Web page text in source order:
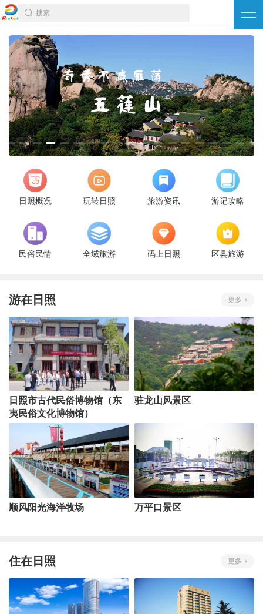
搜索
日照概况 玩转日照 旅游资讯 游记攻略
民俗民情 全域旅游 码上日照 区县旅游
游在日照 更多
日照市古代民俗博物馆（东
夷民俗文化博物馆）
驻龙山风景区
顺风阳光海洋牧场 万平口景区
住在日照 更多